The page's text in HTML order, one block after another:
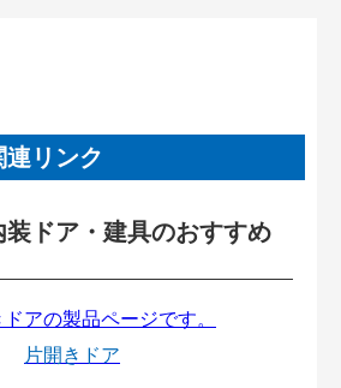
リンク
ドア・建具のおすすめ
片開きドア